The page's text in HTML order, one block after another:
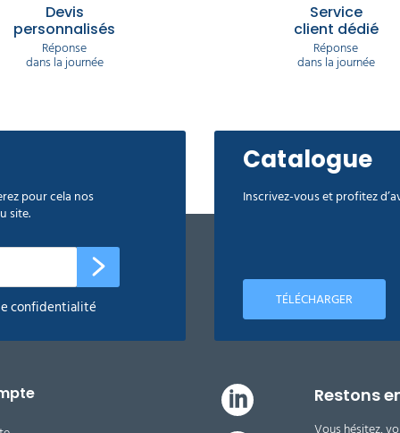
Devis
personnalisés
Réponse
dans la journée
Service
client dédié
Réponse
dans la journée
pour cela nos
site.
confidentialité
Catalogue
Inscrivez-vous et profitez
TÉLÉCHARGER
Restons
Vous hésitez,